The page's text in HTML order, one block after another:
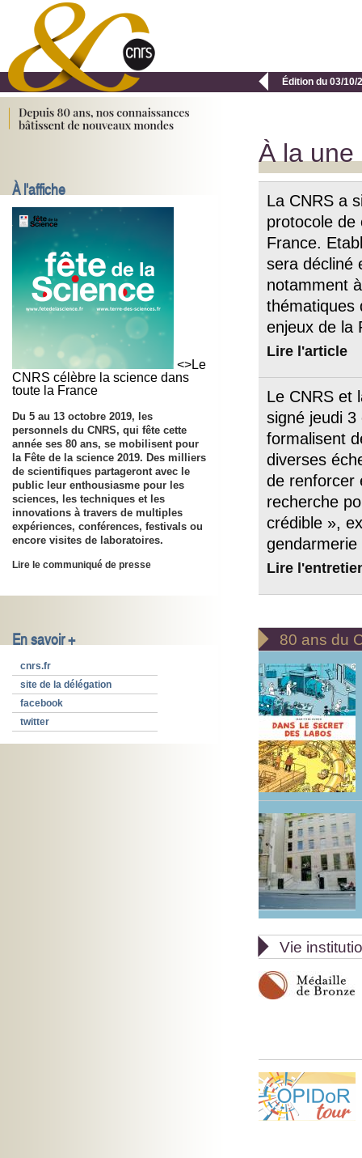
 Édition du 03/10/
À l'affiche
<>Le
CNRS célèbre la science dans
toute la France
Du 5 au 13 octobre 2019, les
personnels du CNRS, qui fête cette
année ses 80 ans, se mobilisent pour
la Fête de la science 2019. Des milliers
de scientifiques partageront avec le
public leur enthousiasme pour les
sciences, les techniques et les
innovations à travers de multiples
expériences, conférences, festivals ou
encore visites de laboratoires.
Lire le communiqué de presse
En savoir +
cnrs.fr
site de la délégation
facebook
twitter
À la une
La CNRS a
protocole de
France.
sera décliné
notamment
thématiques
enjeux de la
Lire l'article
Le CNRS et
signé jeudi
formalisent
diverses
de renforcer
recherche
crédible »,
gendarmerie
Lire
 80 ans du
 Vie